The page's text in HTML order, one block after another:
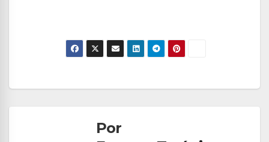
Navegación
entradasPor